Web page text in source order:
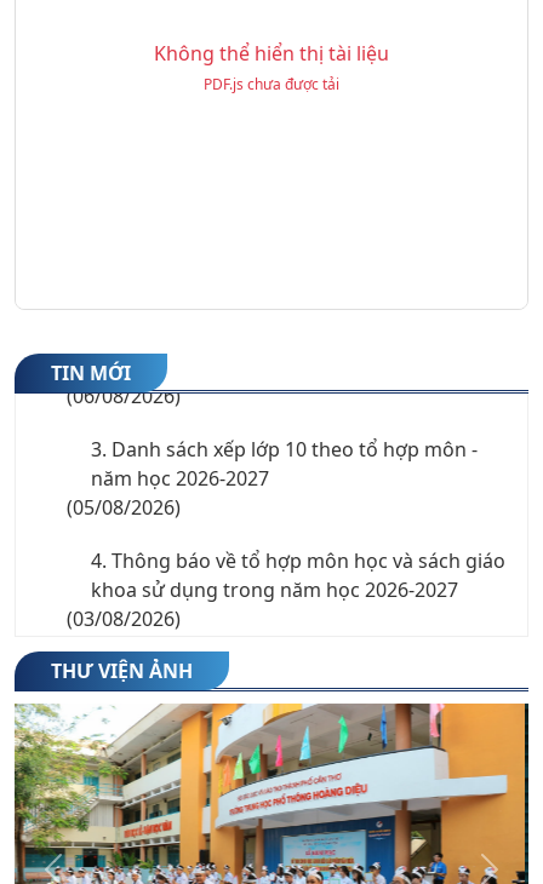
Không thể hiển thị tài liệu
PDF.js chưa được tải
TIN MỚI
10 năm học 2026-2027
(06/08/2026)
3. Danh sách xếp lớp 10 theo tổ hợp môn -
năm học 2026-2027
(05/08/2026)
4. Thông báo về tổ hợp môn học và sách giáo
khoa sử dụng trong năm học 2026-2027
(03/08/2026)
5. Chỉ tiêu nguyện vọng 3 vào lớp 10 THPT
công lập năm học 2026-2027
(27/07/2026)
6. Thông báo nhập học lớp 10 năm học 2026-
2027
(23/07/2026)
THƯ VIỆN ẢNH